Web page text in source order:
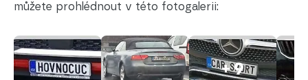
můžete prohlédnout v této fotogalerii:
+ 9